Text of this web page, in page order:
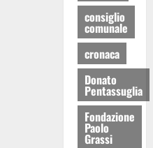
consiglio
comunale
cronaca
Donato
Pentassuglia
Fondazione
Paolo
Grassi